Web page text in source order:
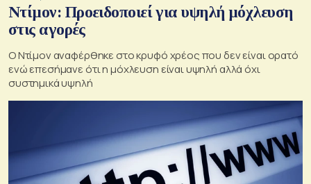
Ντίμον: Προειδοποιεί για υψηλή μόχλευση
στις αγορές
Ο Ντίμον αναφέρθηκε στο κρυφό χρέος που δεν είναι ορατό
ενώ επεσήμανε ότι η μόχλευση είναι υψηλή αλλά όχι
συστημικά υψηλή